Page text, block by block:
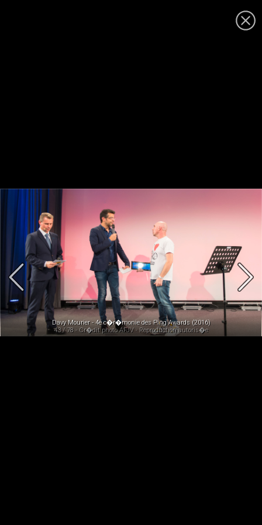
Davy Mourier - 4e c�r�monie des Ping Awards (2016)
43 / 78 - Cr�dit photo AFJV - Reproduction autoris�e